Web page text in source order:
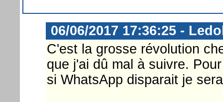
06/06/2017 17:36:25 -
C'est la grosse révolution
que j'ai dû mal à suivre.
si WhatsApp disparait je